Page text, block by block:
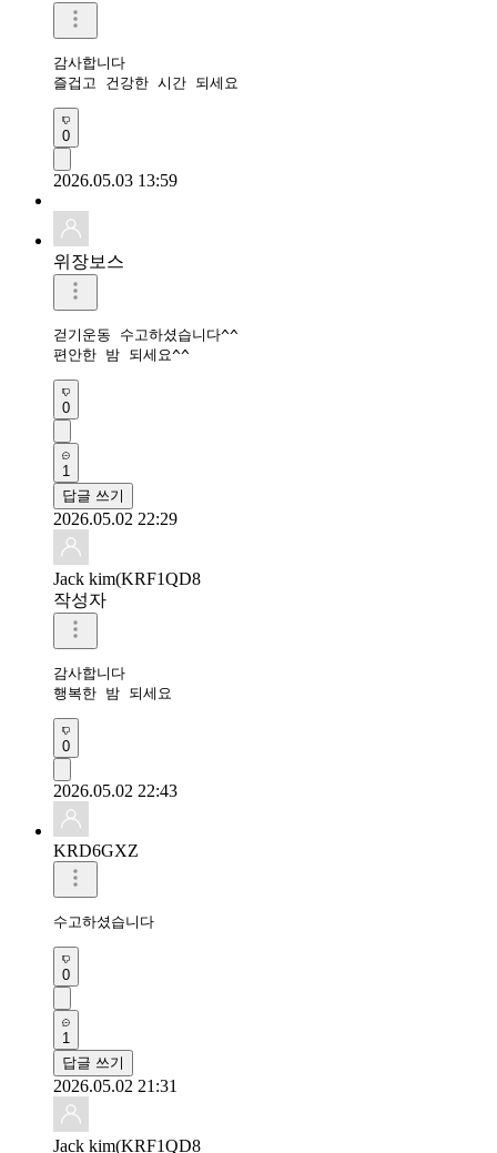
감사합니다
즐겁고 건강한 시간 되세요
0
2026.05.03 13:59
위장보스
걷기운동 수고하셨습니다^^
편안한 밤 되세요^^
0
1
답글 쓰기
2026.05.02 22:29
Jack kim(KRF1QD8
작성자
감사합니다
행복한 밤 되세요
0
2026.05.02 22:43
KRD6GXZ
수고하셨습니다
0
1
답글 쓰기
2026.05.02 21:31
Jack kim(KRF1QD8